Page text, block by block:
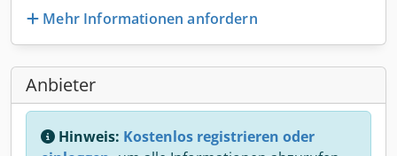
Mehr Informationen anfordern
Anbieter
Hinweis: Kostenlos registrieren oder